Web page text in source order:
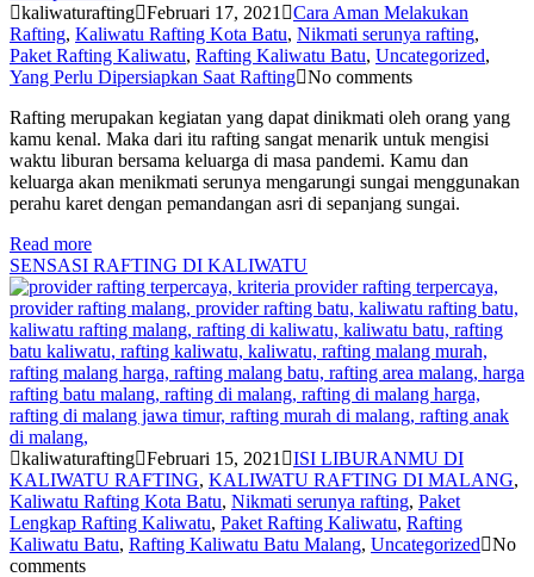
kaliwaturafting Februari 17, 2021
Cara Aman Melakukan
Rafting, Kaliwatu Rafting Kota Batu, Nikmati serunya rafting,
Paket Rafting Kaliwatu, Rafting Kaliwatu Batu, Uncategorized,
Yang Perlu Dipersiapkan Saat Rafting No comments
Rafting merupakan kegiatan yang dapat dinikmati oleh orang yang
kamu kenal. Maka dari itu rafting sangat menarik untuk mengisi
waktu liburan bersama keluarga di masa pandemi. Kamu dan
keluarga akan menikmati serunya mengarungi sungai menggunakan
perahu karet dengan pemandangan asri di sepanjang sungai.
Read more
SENSASI RAFTING DI KALIWATU
kaliwaturafting Februari 15, 2021
ISI LIBURANMU DI
KALIWATU RAFTING, KALIWATU RAFTING DI MALANG,
Kaliwatu Rafting Kota Batu, Nikmati serunya rafting, Paket
Lengkap Rafting Kaliwatu, Paket Rafting Kaliwatu, Rafting
Kaliwatu Batu, Rafting Kaliwatu Batu Malang, Uncategorized
No
comments